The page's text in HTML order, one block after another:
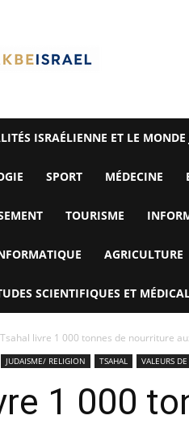
ISRAÉLIENNE ET LE MONDE
SPORT MÉDECINE
TOURISME
AGRICULTURE
SCIENTIFIQUES ET
Tsahal livre 1 000 tonnes de nourriture
JUDAISME/ RELIGION TSAHAL VALEURS
1 000